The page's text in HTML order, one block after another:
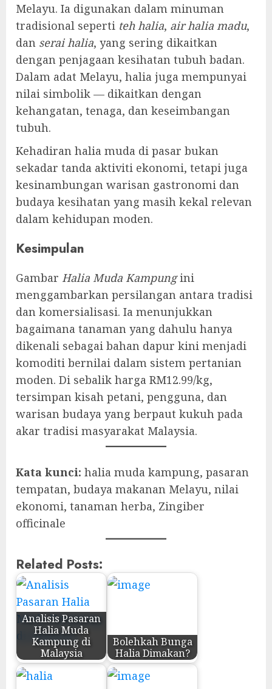
Melayu. Ia digunakan dalam minuman
tradisional seperti teh halia, air halia madu,
dan serai halia, yang sering dikaitkan
dengan penjagaan kesihatan tubuh badan.
Dalam adat Melayu, halia juga mempunyai
nilai simbolik — dikaitkan dengan
kehangatan, tenaga, dan keseimbangan
tubuh.
Kehadiran halia muda di pasar bukan
sekadar tanda aktiviti ekonomi, tetapi juga
kesinambungan warisan gastronomi dan
budaya kesihatan yang masih kekal relevan
dalam kehidupan moden.
Kesimpulan
Gambar Halia Muda Kampungini
menggambarkan persilangan antara tradisi
dan komersialisasi. Ia menunjukkan
bagaimana tanaman yang dahulu hanya
dikenali sebagai bahan dapur kini menjadi
komoditi bernilai dalam sistem pertanian
moden. Di sebalik harga RM12.99/kg,
tersimpan kisah petani, pengguna, dan
warisan budaya yang berpaut kukuh pada
akar tradisi masyarakat Malaysia.
Kata kunci: halia muda kampung, pasaran
tempatan, budaya makanan Melayu, nilai
ekonomi, tanaman herba, Zingiber
officinale
Related Posts:
Analisis Pasaran
Halia Muda
Kampung di
Malaysia
Bolehkah Bunga
Halia Dimakan?